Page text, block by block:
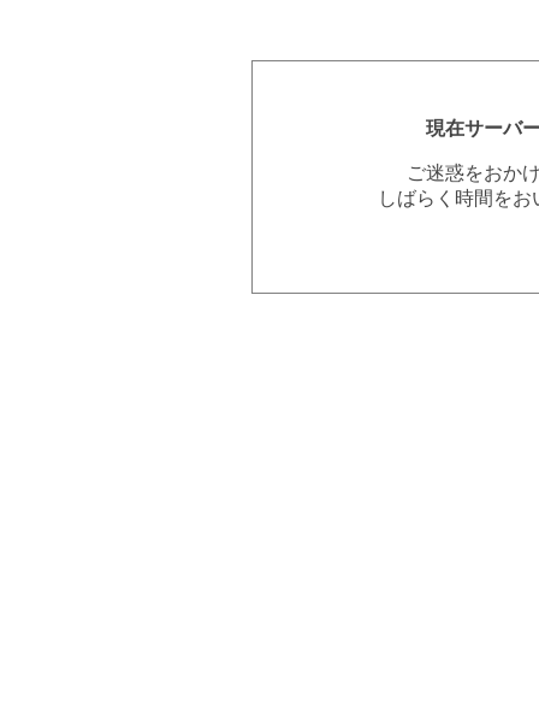
現在サーバ
ご迷惑をおか
しばらく時間を